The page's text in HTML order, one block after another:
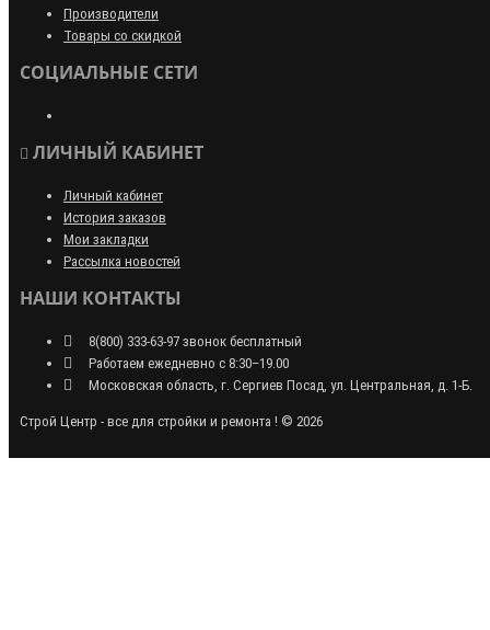
Производители
Товары со скидкой
СОЦИАЛЬНЫЕ СЕТИ
ЛИЧНЫЙ КАБИНЕТ
Личный кабинет
История заказов
Мои закладки
Рассылка новостей
НАШИ КОНТАКТЫ
8(800) 333-63-97 звонок бесплатный
Работаем ежедневно с 8:30–19.00
Московская область, г. Сергиев Посад, ул. Центральная, д. 1-Б.
Строй Центр - все для стройки и ремонта ! © 2026